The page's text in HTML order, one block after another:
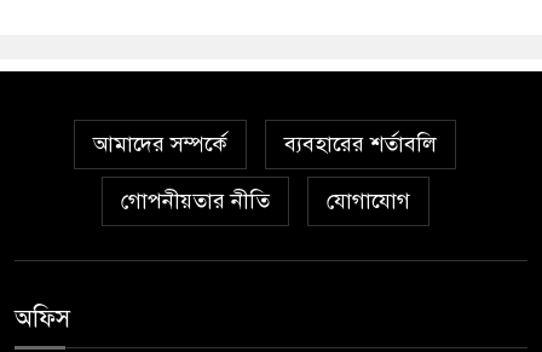
আমাদের সম্পর্কে ব্যবহারের শর্তাবলি
গোপনীয়তার নীতি যোগাযোগ
অফিস